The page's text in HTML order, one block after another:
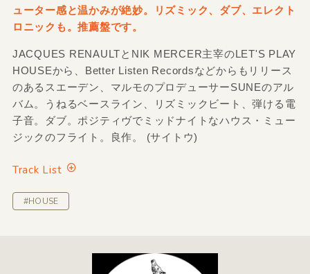
ューター感と温かみが絶妙。リズミック、ダブ、エレクト
ロニックも。推薦盤です。
JACQUES RENAULTとNIK MERCER主宰のLET'S PLAY
HOUSEから、Better Listen Recordsなどからもリリース
のあるスエーデン、マルモのプロデューサーSUNEのアル
バム。うねるベースライン、リズミックビート、弾ける電
子音。ダブ。ポジティヴでミッドナイトなハウス・ミュー
ジックのフライト。良作。 (サイトウ)
Track List
#HOUSE